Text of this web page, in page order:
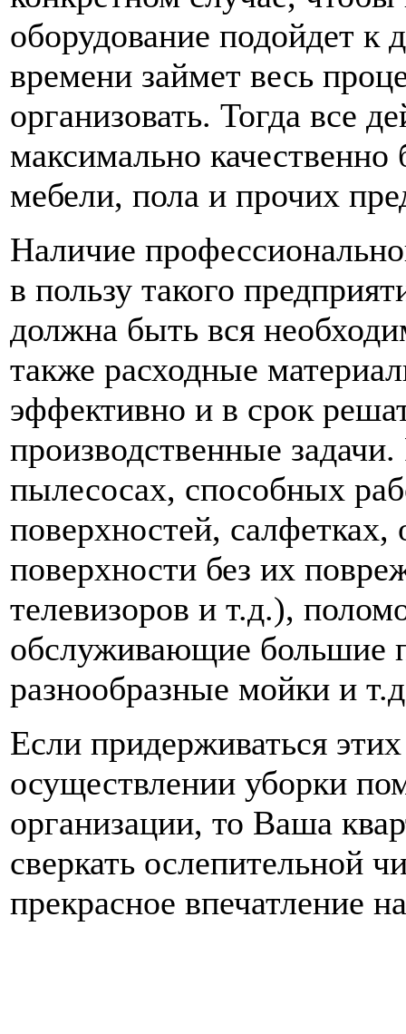
оборудование подойдет
времени займет весь
организовать. Тогда все
максимально
мебели, пола и прочих
Наличие
в пользу такого
должна быть вся
также расходные
эффективно и в срок
производственные
пылесосах, способных
поверхностей,
поверхности без их
телевизоров и т.д.),
обслуживающие большие
разнообразные мойки и
Если придерживаться
осуществлении уборки
организации, то Ваша
сверкать ослепительной
прекрасное впечатление